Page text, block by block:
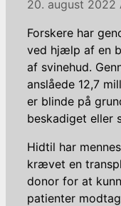
20. august 2022
Forskere har
ved hjælp af en
af svinehud.
anslåede 12,7
er blinde på
beskadiget eller
Hidtil har
krævet en
donor for at
patienter